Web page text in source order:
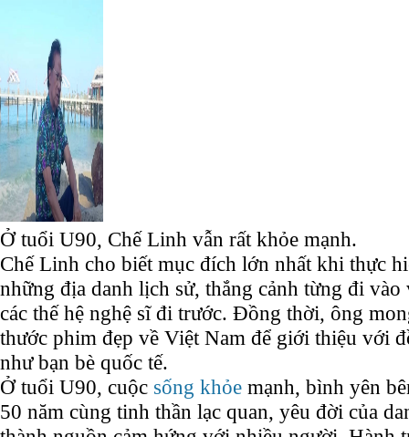
Ở tuổi U90, Chế Linh vẫn rất khỏe mạnh.
Chế Linh cho biết mục đích lớn nhất khi thực
những địa danh lịch sử, thắng cảnh từng đi vào
các thế hệ nghệ sĩ đi trước. Đồng thời, ông
thước phim đẹp về Việt Nam để giới thiệu với
như bạn bè quốc tế.
Ở tuổi U90, cuộc sống khỏe mạnh, bình yên
50 năm cùng tinh thần lạc quan, yêu đời của